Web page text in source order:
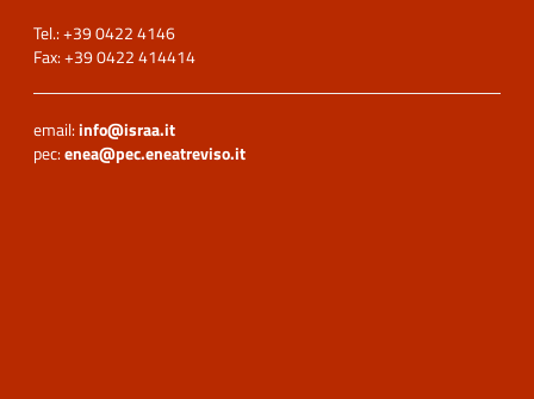
Tel.: +39 0422 4146
Fax: +39 0422 414414
email:info@israa.it
pec:enea@pec.eneatreviso.it